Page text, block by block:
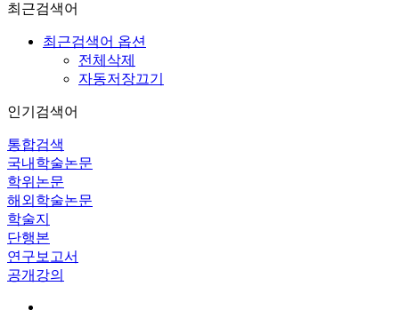
최근검색어
최근검색어 옵션
전체삭제
자동저장끄기
인기검색어
통합검색
국내학술논문
학위논문
해외학술논문
학술지
단행본
연구보고서
공개강의